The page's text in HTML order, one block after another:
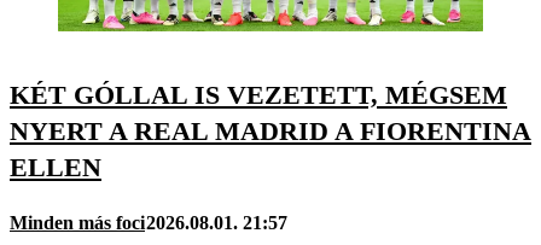
KÉT GÓLLAL IS VEZETETT, MÉGSEM
NYERT A REAL MADRID A FIORENTINA
ELLEN
Minden más foci2026.08.01. 21:57